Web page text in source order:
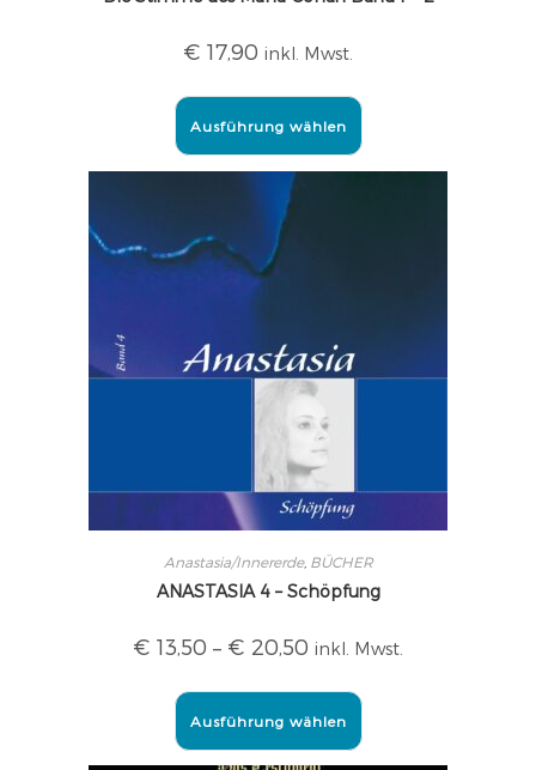
€ 17,90 inkl. Mwst.
Ausführung wählen
Anastasia/Innererde, BÜCHER
ANASTASIA 4 – Schöpfung
€ 13,50 – € 20,50 inkl. Mwst.
Ausführung wählen